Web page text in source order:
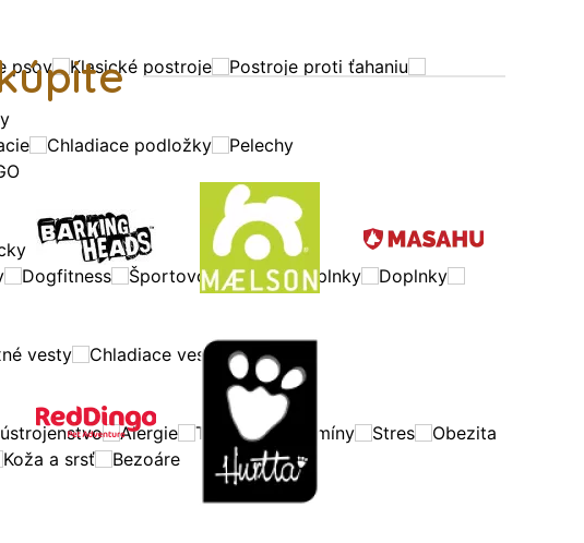
psov Klasické postroje
Postroje proti ťahaniu
Chladiace podložky
Pelechy
Dogfitness Športovo-výživové doplnky
Doplnky
vesty
Chladiace vesty
Alergie Trávenie Vitamíny Stres
Obezita
Koža a srsť
Bezoáre